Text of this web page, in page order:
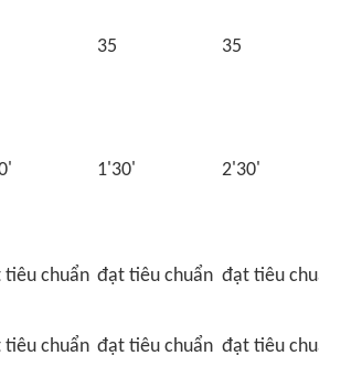
35 35
1'30' 2'30'
tiêu chuẩn đạt tiêu chuẩn đạt tiêu chuẩn
tiêu chuẩn đạt tiêu chuẩn đạt tiêu chuẩn